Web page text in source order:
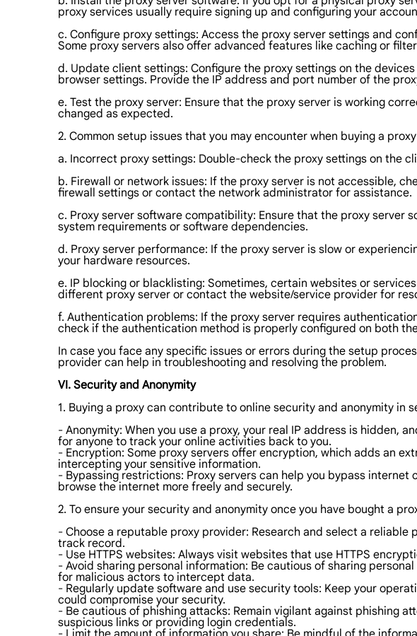
proxy services usually require signing up and configuring your
c. Configure proxy settings: Access the proxy server settings and
Some proxy servers also offer advanced features like caching or
d. Update client settings: Configure the proxy settings on the
browser settings. Provide the IP address and port number of the
e. Test the proxy server: Ensure that the proxy server is working
changed as expected.
2. Common setup issues that you may encounter when buying a
a. Incorrect proxy settings: Double-check the proxy settings on the
b. Firewall or network issues: If the proxy server is not accessible,
firewall settings or contact the network administrator for assistance.
c. Proxy server software compatibility: Ensure that the proxy server
system requirements or software dependencies.
d. Proxy server performance: If the proxy server is slow or
your hardware resources.
e. IP blocking or blacklisting: Sometimes, certain websites or
different proxy server or contact the website/service provider for
f. Authentication problems: If the proxy server requires
check if the authentication method is properly configured on both
In case you face any specific issues or errors during the setup
provider can help in troubleshooting and resolving the problem.
VI. Security and Anonymity
1. Buying a proxy can contribute to online security and anonymity in
- Anonymity: When you use a proxy, your real IP address is hidden,
for anyone to track your online activities back to you.
- Encryption: Some proxy servers offer encryption, which adds an
intercepting your sensitive information.
- Bypassing restrictions: Proxy servers can help you bypass
browse the internet more freely and securely.
2. To ensure your security and anonymity once you have bought a
- Choose a reputable proxy provider: Research and select a
track record.
- Use HTTPS websites: Always visit websites that use HTTPS
- Avoid sharing personal information: Be cautious of sharing
for malicious actors to intercept data.
- Regularly update software and use security tools: Keep your
could compromise your security.
- Be cautious of phishing attacks: Remain vigilant against phishing
suspicious links or providing login credentials.